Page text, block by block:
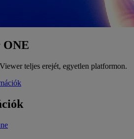
ONE
teljes erejét, egyetlen platformon.